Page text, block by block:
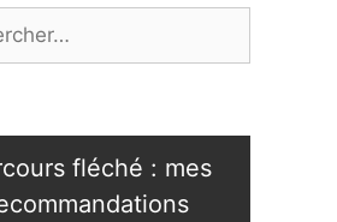
fléché : mes